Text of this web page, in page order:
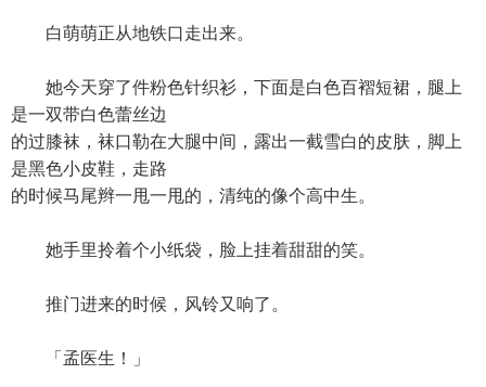
白萌萌正从地铁口走出来。
她今天穿了件粉色针织衫，下面是白色百褶短裙，腿上
是一双带白色蕾丝边
的过膝袜，袜口勒在大腿中间，露出一截雪白的皮肤，脚上
是黑色小皮鞋，走路
的时候马尾辫一甩一甩的，清纯的像个高中生。
她手里拎着个小纸袋，脸上挂着甜甜的笑。
推门进来的时候，风铃又响了。
「孟医生！」